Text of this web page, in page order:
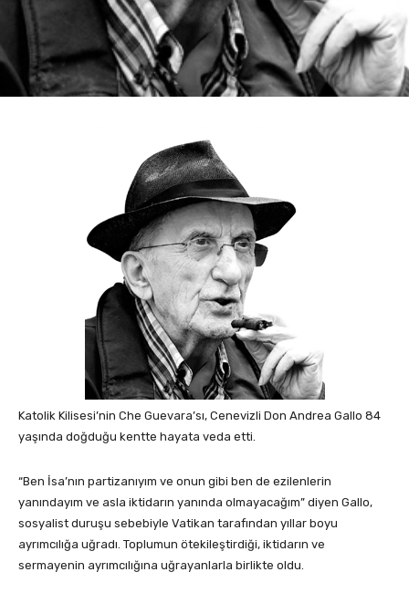
Katolik Kilisesi’nin Che Guevara’sı, Cenevizli Don Andrea Gallo 84
yaşında doğduğu kentte hayata veda etti.
“Ben İsa’nın partizanıyım ve onun gibi ben de ezilenlerin
yanındayım ve asla iktidarın yanında olmayacağım” diyen Gallo,
sosyalist duruşu sebebiyle Vatikan tarafından yıllar boyu
ayrımcılığa uğradı. Toplumun ötekileştirdiği, iktidarın ve
sermayenin ayrımcılığına uğrayanlarla birlikte oldu.